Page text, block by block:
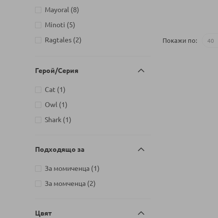
29
Покажи по
Mayoral
8
артикули
Minoti
5
артикули
Ragtales 2
артикули
Raya Toysартикули
БЕКО
Колев и Колев
Герой/Серия
Cat 1
артикул
Owl
1
артикул
Shark 1
артикул
Подходящо за
За момиченца 1
артикул
За момченца 2
артикули
Цвят